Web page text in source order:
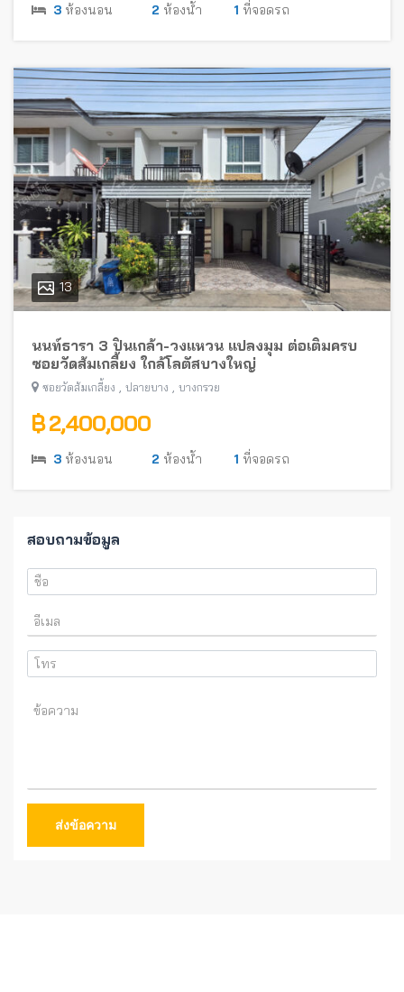
3 ห้องนอน 2 ห้องน้ำ 1 ที่จอดรถ
13
นนท์ธารา 3 ปิ่นเกล้า-วงแหวน แปลงมุม ต่อเติมครบ
ซอยวัดส้มเกลี้ยง ใกล้โลตัสบางใหญ่
ซอยวัดส้มเกลี้ยง ปลายบาง บางกรวย
฿ 2,400,000
3 ห้องนอน 2 ห้องน้ำ 1 ที่จอดรถ
สอบถามข้อมูล
ส่งข้อความ